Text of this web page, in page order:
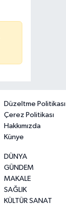
Düzeltme Politikası
Çerez Politikası
Hakkımızda
Künye
DÜNYA
GÜNDEM
MAKALE
SAĞLIK
KÜLTÜR SANAT